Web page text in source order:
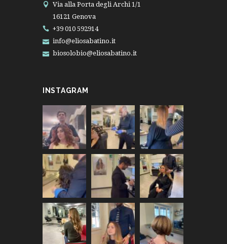
Via alla Porta degli Archi 1/1
16121 Genova
+39 010 592914
info@eliosabatino.it
biosolobio@eliosabatino.it
INSTAGRAM